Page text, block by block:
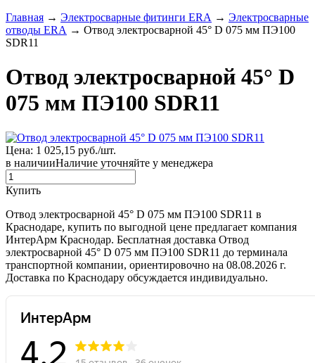
Главная → Электросварные фитинги ERA → Электросварные
отводы ERA → Отвод электросварной 45° D 075 мм ПЭ100
SDR11
Отвод электросварной 45° D
075 мм ПЭ100 SDR11
Цена: 1 025,15 руб./шт.
в наличииНаличие уточняйте у менеджера
Купить
Отвод электросварной 45° D 075 мм ПЭ100 SDR11 в
Краснодаре, купить по выгодной цене предлагает компания
ИнтерАрм Краснодар. Бесплатная доставка Отвод
электросварной 45° D 075 мм ПЭ100 SDR11 до терминала
транспортной компании, ориентировочно на 08.08.2026 г.
Доставка по Краснодару обсуждается индивидуально.